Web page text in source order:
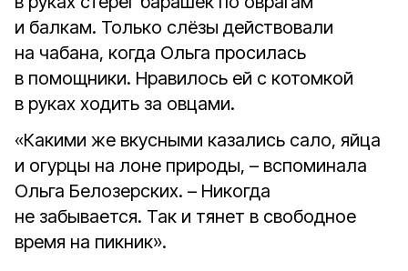
и балкам. Только слёзы действовали
на чабана, когда Ольга просилась
в помощники. Нравилось ей с котомкой
в руках ходить за овцами.
«Какими же вкусными казались сало, яйца
и огурцы на лоне природы, – вспоминала
Ольга Белозерских. – Никогда
не забывается. Так и тянет в свободное
время на пикник».